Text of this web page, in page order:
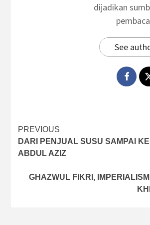
dijadikan
See
Post
navigation
PREVIOUS
DARI PENJUAL SUSU SAMPAI
ABDUL AZIZ
GHAZWUL FIKRI,